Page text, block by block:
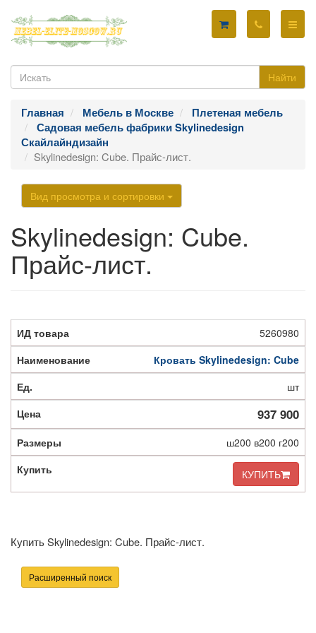
Найти
Главная Мебель в Москве
Плетеная мебель
Садовая мебель фабрики Skylinedesign
Скайлайндизайн
Skylinedesign: Cube. Прайс-лист.
Вид просмотра и сортировки
Skylinedesign: Cube.
Прайс-лист.
5260980
Кровать Skylinedesign: Cube
шт
937 900
ш200 в200 г200
КУПИТЬ
Купить Skylinedesign: Cube. Прайс-лист.
Расширенный поиск